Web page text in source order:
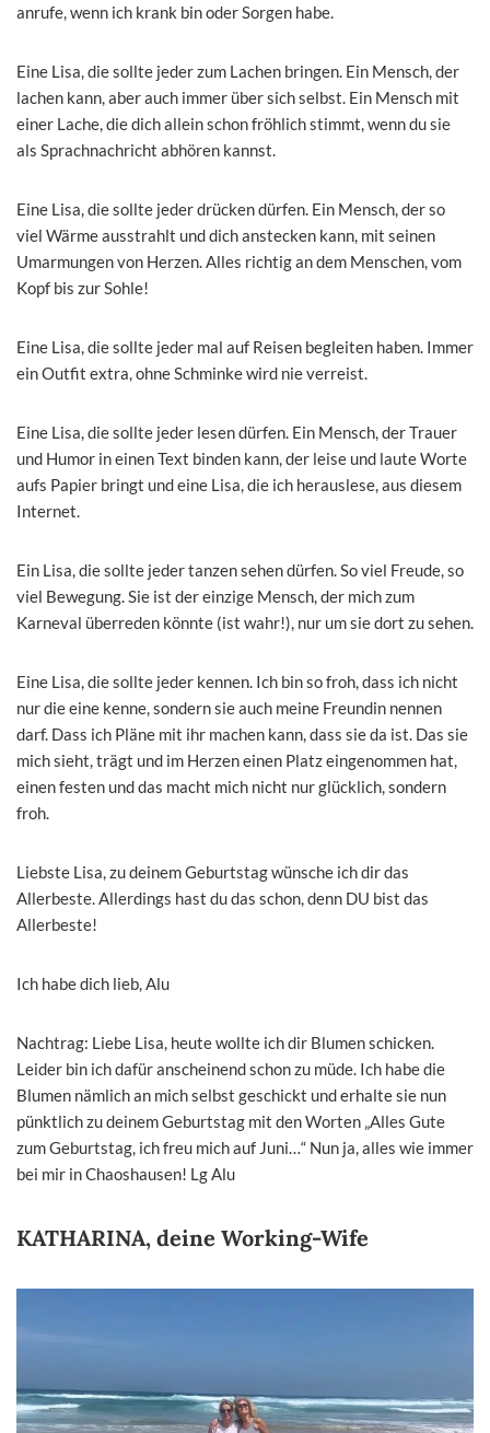
anrufe, wenn ich krank bin oder Sorgen habe.
Eine Lisa, die sollte jeder zum Lachen bringen. Ein Mensch, der
lachen kann, aber auch immer über sich selbst. Ein Mensch mit
einer Lache, die dich allein schon fröhlich stimmt, wenn du sie
als Sprachnachricht abhören kannst.
Eine Lisa, die sollte jeder drücken dürfen. Ein Mensch, der so
viel Wärme ausstrahlt und dich anstecken kann, mit seinen
Umarmungen von Herzen. Alles richtig an dem Menschen, vom
Kopf bis zur Sohle!
Eine Lisa, die sollte jeder mal auf Reisen begleiten haben. Immer
ein Outfit extra, ohne Schminke wird nie verreist.
Eine Lisa, die sollte jeder lesen dürfen. Ein Mensch, der Trauer
und Humor in einen Text binden kann, der leise und laute Worte
aufs Papier bringt und eine Lisa, die ich herauslese, aus diesem
Internet.
Ein Lisa, die sollte jeder tanzen sehen dürfen. So viel Freude, so
viel Bewegung. Sie ist der einzige Mensch, der mich zum
Karneval überreden könnte (ist wahr!), nur um sie dort zu sehen.
Eine Lisa, die sollte jeder kennen. Ich bin so froh, dass ich nicht
nur die eine kenne, sondern sie auch meine Freundin nennen
darf. Dass ich Pläne mit ihr machen kann, dass sie da ist. Das sie
mich sieht, trägt und im Herzen einen Platz eingenommen hat,
einen festen und das macht mich nicht nur glücklich, sondern
froh.
Liebste Lisa, zu deinem Geburtstag wünsche ich dir das
Allerbeste. Allerdings hast du das schon, denn DU bist das
Allerbeste!
Ich habe dich lieb, Alu
Nachtrag: Liebe Lisa, heute wollte ich dir Blumen schicken.
Leider bin ich dafür anscheinend schon zu müde. Ich habe die
Blumen nämlich an mich selbst geschickt und erhalte sie nun
pünktlich zu deinem Geburtstag mit den Worten „Alles Gute
zum Geburtstag, ich freu mich auf Juni…“ Nun ja, alles wie immer
bei mir in Chaoshausen! Lg Alu
KATHARINA, deine Working-Wife